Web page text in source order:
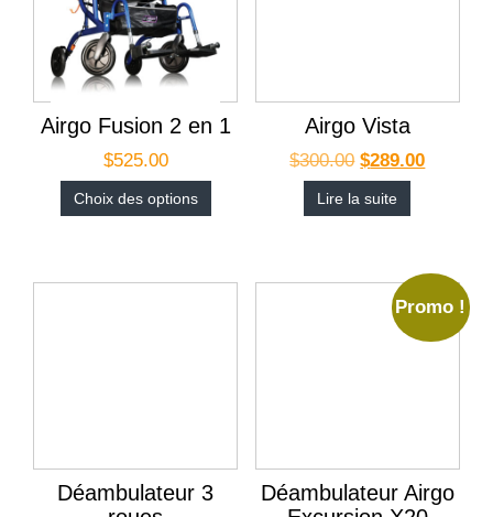
Airgo Fusion 2 en 1
$525.00
Choix des options
Airgo Vista
$300.00 $289.00
Lire la suite
Déambulateur 3
Promo !
Déambulateur Airgo